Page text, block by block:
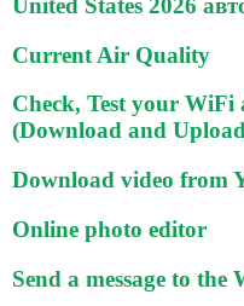
United States 2026
Current Air Quality
Check, Test your WiFi
(Download and
Download video from
Online photo editor
Send a message to